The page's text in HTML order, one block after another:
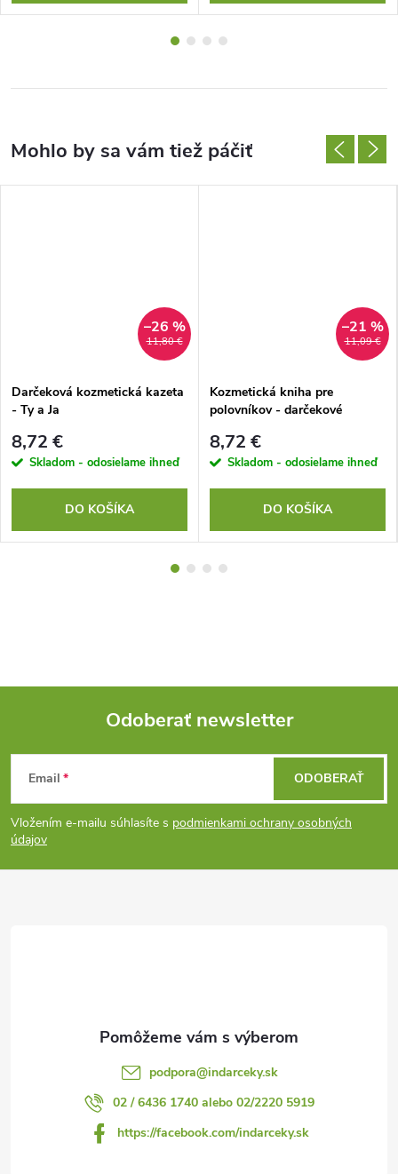
11,80 €
–26 %
Darčeková kozmetická kazeta
- Ty a Ja
8,72 €
Skladom - odosielame ihneď
DO KOŠÍKA
11,09 €
–21 %
Kozmetická kniha pre
polovníkov - darčekové
8,72 €
Skladom - odosielame ihneď
DO KOŠÍKA
Z
á
p
Odoberať newsletter
Email
Vložením e-mailu súhlasíte s podmienkami ochrany osobných
údajov
ODOBERAŤ
podpora@indarceky.sk
02 / 6436 1740 alebo 02/2220 5919
https://facebook.com/indarceky.sk